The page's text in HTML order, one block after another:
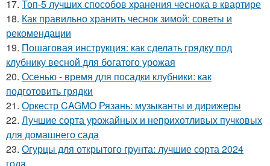
17. Топ-5 лучших способов хранения чеснока в квартире
18. Как правильно хранить чеснок зимой: советы и
рекомендации
19. Пошаговая инструкция: как сделать грядку под
клубнику весной для богатого урожая
20. Осенью - время для посадки клубники: как
подготовить грядки
21. Оркестр CAGMO Рязань: музыканты и дирижеры
22. Лучшие сорта урожайных и неприхотливых пучковых
для домашнего сада
23. Огурцы для открытого грунта: лучшие сорта 2024